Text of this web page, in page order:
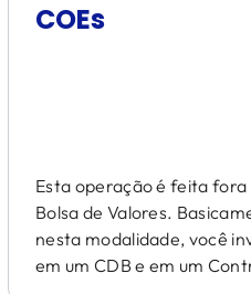
COEs
Esta operação é feita fora
Bolsa de Valores.
nesta modalidade, você
em um CDB e em um